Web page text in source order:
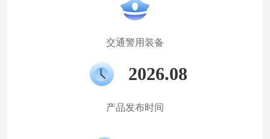
交通警用装备
2026.08
产品发布时间